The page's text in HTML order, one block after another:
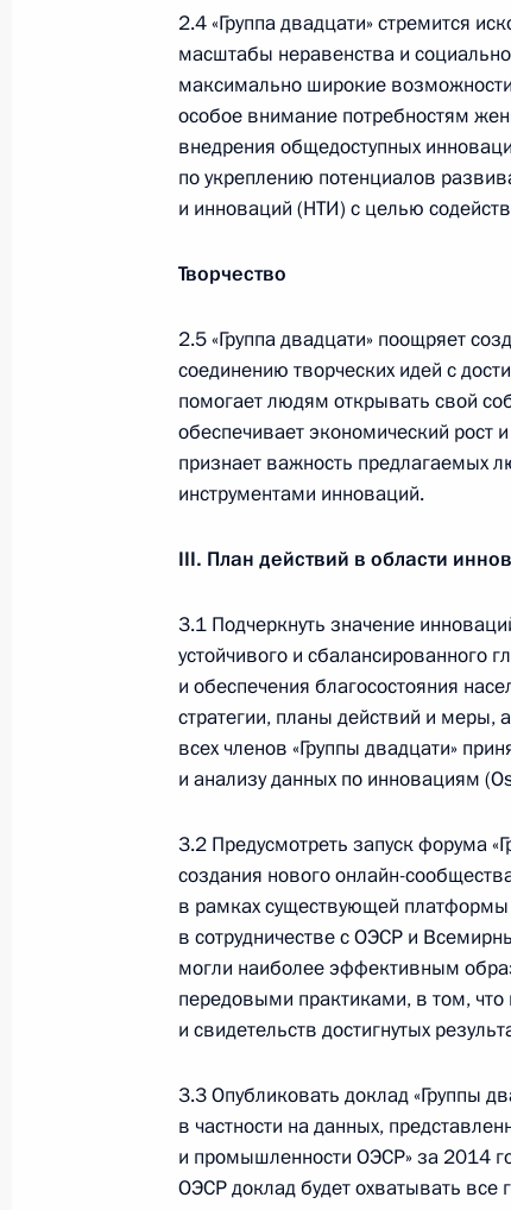
Президента появится единый
научно-методический центр
по продвижению русского языка
за рубежом
14 июля 2026 года, 16:00
Семинар-совещание по развитию
и цифровых платформ
9 июля 2026 года, 17:00
Комиссии и советыпри
Меры Правительства
по повышению устойчивости
экономики и поддержке
граждан в условиях санкций
Отправить письмо
Правительство Российской
Разделы сайта
Президента
События
ресурсы
Президента
2.4 «Группа двадцати» стремится
масштабы неравенства и
максимально широкие возможности
особое внимание потребностям
внедрения общедоступных
по укреплению потенциалов
и инноваций (НТИ) с целью
Творчество
2.5 «Группа двадцати» поощряет
соединению творческих идей с
помогает людям открывать свой
обеспечивает экономический рост
признает важность
инструментами инноваций.
III. План действий в области
3.1 Подчеркнуть значение
устойчивого и сбалансированного
и обеспечения благосостояния
стратегии, планы действий и
всех членов «Группы двадцати»
и анализу данных по инновациям
3.2 Предусмотреть запуск форума
создания нового онлайн-
в рамках существующей
в сотрудничестве с ОЭСР и
могли наиболее эффективным
передовыми практиками, в том, что
и свидетельств достигнутых
3.3 Опубликовать доклад «Группы
в частности на данных,
и промышленности ОЭСР» за 2014
ОЭСР доклад будет охватывать все